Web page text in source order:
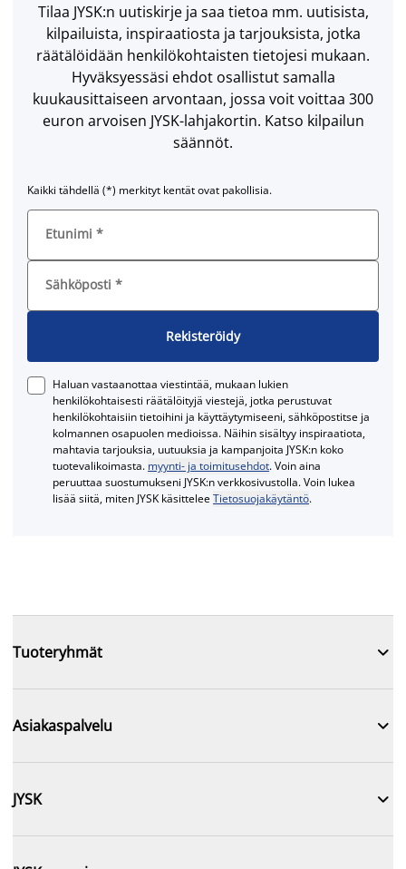
Tilaa JYSK:n uutiskirje ja saa tietoa mm. uutisista,
kilpailuista, inspiraatiosta ja tarjouksista, jotka
räätälöidään henkilökohtaisten tietojesi mukaan.
Hyväksyessäsi ehdot osallistut samalla
kuukausittaiseen arvontaan, jossa voit voittaa 300
euron arvoisen JYSK-lahjakortin. Katso kilpailun
säännöt.
Kaikki tähdellä (*) merkityt kentät ovat pakollisia.
Etunimi *
Sähköposti *
Rekisteröidy
Haluan vastaanottaa viestintää, mukaan lukien
henkilökohtaisesti räätälöityjä viestejä, jotka perustuvat
henkilökohtaisiin tietoihini ja käyttäytymiseeni, sähköpostitse ja
kolmannen osapuolen medioissa. Näihin sisältyy inspiraatiota,
mahtavia tarjouksia, uutuuksia ja kampanjoita JYSK:n koko
tuotevalikoimasta. myynti- ja toimitusehdot. Voin aina
peruuttaa suostumukseni JYSK:n verkkosivustolla. Voin lukea
lisää siitä, miten JYSK käsitteleeTietosuojakäytäntö.
Tuoteryhmät 
Asiakaspalvelu 
JYSK 